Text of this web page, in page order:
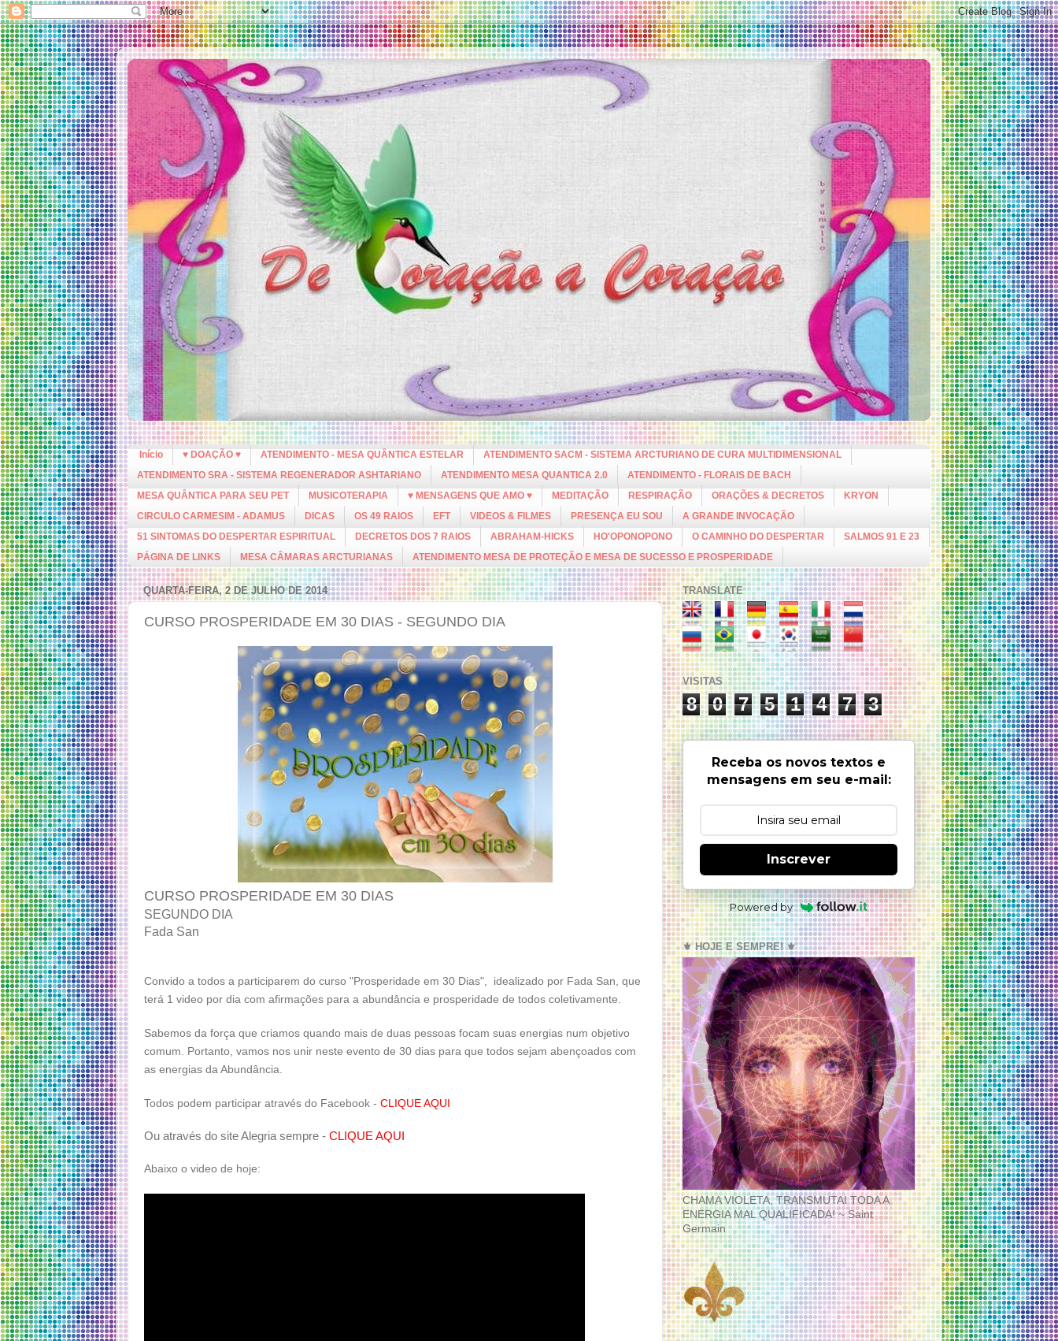
Início ♥ DOAÇÃO ♥ ATENDIMENTO - MESA QUÂNTICA ESTELAR
ATENDIMENTO SACM - SISTEMA ARCTURIANO DE CURA MULTIDIMENSIONAL
ATENDIMENTO SRA - SISTEMA REGENERADOR ASHTARIANO
ATENDIMENTO MESA QUANTICA 2.0
ATENDIMENTO - FLORAIS DE BACH
MESA QUÂNTICA PARA SEU PET
MUSICOTERAPIA ♥ MENSAGENS QUE AMO ♥ MEDITAÇÃO RESPIRAÇÃO ORAÇÕES & DECRETOS
KRYON
CIRCULO CARMESIM - ADAMUS
DICAS OS 49 RAIOS EFT VIDEOS & FILMES PRESENÇA EU SOU
A GRANDE INVOCAÇÃO
51 SINTOMAS DO DESPERTAR ESPIRITUAL
DECRETOS DOS 7 RAIOS ABRAHAM-HICKS HO'OPONOPONO O CAMINHO DO DESPERTAR
SALMOS 91 E 23
PÁGINA DE LINKS
MESA CÂMARAS ARCTURIANAS ATENDIMENTO MESA DE PROTEÇÃO E MESA DE SUCESSO E PROSPERIDADE
QUARTA-FEIRA, 2 DE JULHO DE 2014
CURSO PROSPERIDADE EM 30 DIAS - SEGUNDO DIA
CURSO PROSPERIDADE EM 30 DIAS
SEGUNDO DIA
Fada San
Convido a todos a participarem do curso "Prosperidade em 30 Dias", idealizado por Fada San, que
terá 1 video por dia com afirmações para a abundância e prosperidade de todos coletivamente.
Sabemos da força que criamos quando mais de duas pessoas focam suas energias num objetivo
comum. Portanto, vamos nos unir neste evento de 30 dias para que todos sejam abençoados com
as energias da Abundância.
Todos podem participar através do Facebook - CLIQUE AQUI
Ou através do site Alegria sempre - CLIQUE AQUI
Abaixo o video de hoje:
TRANSLATE
VISITAS
8 0 7 5 1 4 7 3
Receba os novos textos e
mensagens em seu e-mail:
Inscrever
Powered by
⚜️ HOJE E SEMPRE! ⚜️
CHAMA VIOLETA, TRANSMUTAI TODA A
ENERGIA MAL QUALIFICADA! ~ Saint
Germain